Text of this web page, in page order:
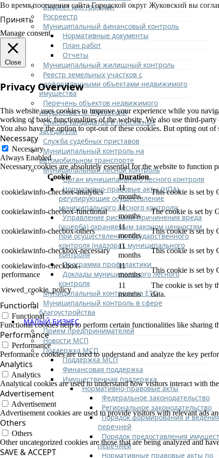
Бюджет для граждан
Росреестр
Муниципальный финансовый контроль
Нормативные документы
План работ
Отчеты
Муниципальный жилищный контроль
Реестр земельных участков с
неоформленными объектами недвижимого
имущества
Перечень объектов недвижимого
имущества г.о. Жуковский
Списки кандидатов в присяжные
заседатели
Служба судебных приставов
Муниципальный контроль на
автомобильном транспорте
Муниципальный лесной контроль
Орган муниципального лесного контроля
Нормативно-правовые акты (НПА),
регулирующие осуществление
муниципального лесного контроля:
Управление рисками причинения вреда
(ущерба) охраняемым законом ценностям
при осуществлении государственного
контроля (надзора), муниципального
контроля
Программа профилактики
Доклады муниципального лесного
контроля
Муниципальный контроль за ЕТО
Муниципальный контроль в сфере
благоустройства
МАЛЫЙ БИЗНЕС
Прием предпринимателей
Новости МСП
Поддержка МСП
Поддержка МСП
Финансовая поддержка
Имущественная поддержка
Нормативно-правовые акты
Федеральное законодательство
Региональное законодательство
Порядок формирования и
перечней
Порядок предоставления
перечней
Нормативные правовые акты по
Во время посещения сайта Городской округ Жуковский вы
Принять
Manage consent
Close
Privacy Overview
This website uses cookies to improve your experience while you
working of basic functionalities of the website. We also use third-
You also have the option to opt-out of these cookies. But opting out
Necessary
Necessary
Always Enabled
Necessary cookies are absolutely essential for the website to function
Cookie
Duration
cookielawinfo-checbox-analytics
11
months
This cookie is set by
cookielawinfo-checbox-functional
11
months
The cookie is set by
cookielawinfo-checbox-others
11
months
This cookie is set by
cookielawinfo-checkbox-necessary
11
months
This cookie is set by
cookielawinfo-checkbox-
performance
11
months
This cookie is set by
viewed_cookie_policy
11
months
The cookie is set by
data.
Functional
Functional
Functional cookies help to perform certain functionalities like sharing
Performance
Performance
Performance cookies are used to understand and analyze the key
Analytics
Analytics
Analytical cookies are used to understand how visitors interact with
Advertisement
Advertisement
Advertisement cookies are used to provide visitors with relevant ads
Others
Others
Other uncategorized cookies are those that are being analyzed and
SAVE & ACCEPT